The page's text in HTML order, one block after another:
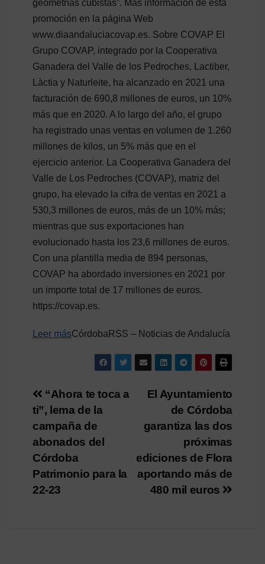
geometrías cubistas”. Más información de esta
promoción en la página Web
www.diaandaluciacovap.es. Sobre COVAP El
Grupo COVAP, integrado por la Cooperativa
Ganadera del Valle de los Pedroches, Lactiber,
Làctia y Naturleite, ha alcanzado en 2021 una
facturación de 690,8 millones de euros, un 10%
más que en 2020. A lo largo del año, el grupo
ha registrado unas ventas en volumen de 1.260
millones de kilos, un 5% más que en el
ejercicio anterior. La Cooperativa Ganadera del
Valle de Los Pedroches (COVAP), matriz del
grupo, ha elevado la cifra de ventas en 2021 a
530,3 millones de euros, más de un 10% más;
mientras que sus exportaciones han
evolucionado hasta los 23,6 millones de euros.
Con una plantilla media de 894 personas,
COVAP ha abordado inversiones en 2021 por
un importe total de 17 millones de euros.
https://covap.es.
Leer másCórdobaRSS – Noticias de Andalucía
Navegación
de
entradas
El Ayuntamiento
de Córdoba
garantiza las dos
próximas
ediciones de Flora
aportando más de
480 mil euros
“Ahora te toca a
ti”, lema de la
campaña de
abonados del
Córdoba
Patrimonio para la
22-23